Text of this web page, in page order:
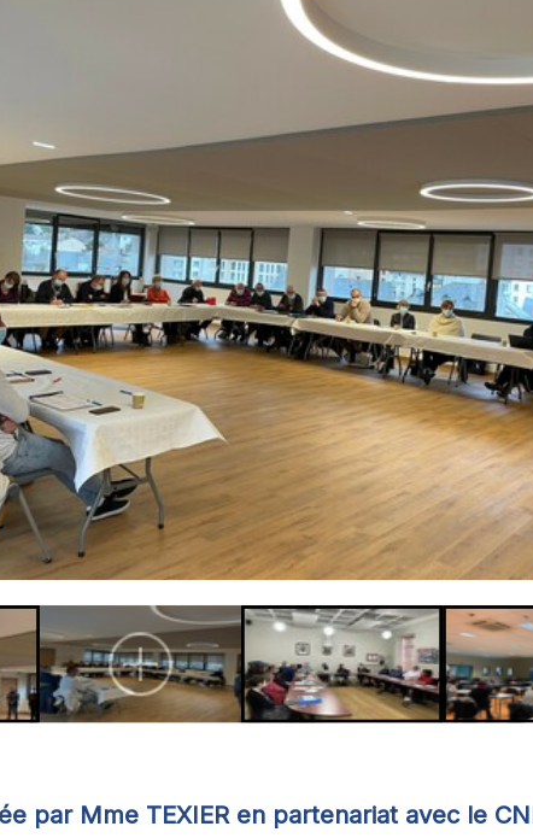
par Mme TEXIER en partenariat avec le